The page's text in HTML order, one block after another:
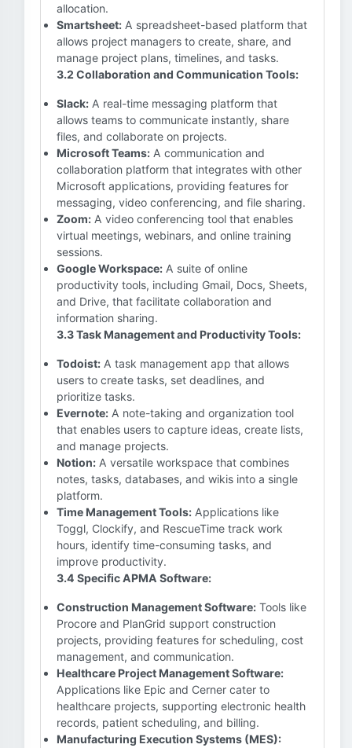
allocation.
Smartsheet: A spreadsheet-based platform that
allows project managers to create, share, and
manage project plans, timelines, and tasks.
3.2 Collaboration and Communication Tools:
Slack: A real-time messaging platform that
allows teams to communicate instantly, share
files, and collaborate on projects.
Microsoft Teams: A communication and
collaboration platform that integrates with other
Microsoft applications, providing features for
messaging, video conferencing, and file sharing.
Zoom: A video conferencing tool that enables
virtual meetings, webinars, and online training
sessions.
Google Workspace: A suite of online
productivity tools, including Gmail, Docs, Sheets,
and Drive, that facilitate collaboration and
information sharing.
3.3 Task Management and Productivity Tools:
Todoist: A task management app that allows
users to create tasks, set deadlines, and
prioritize tasks.
Evernote: A note-taking and organization tool
that enables users to capture ideas, create lists,
and manage projects.
Notion: A versatile workspace that combines
notes, tasks, databases, and wikis into a single
platform.
Time Management Tools: Applications like
Toggl, Clockify, and RescueTime track work
hours, identify time-consuming tasks, and
improve productivity.
3.4 Specific APMA Software:
Construction Management Software: Tools like
Procore and PlanGrid support construction
projects, providing features for scheduling, cost
management, and communication.
Healthcare Project Management Software:
Applications like Epic and Cerner cater to
healthcare projects, supporting electronic health
records, patient scheduling, and billing.
Manufacturing Execution Systems (MES):